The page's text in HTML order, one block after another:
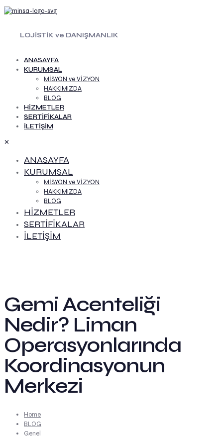
LOJİSTİK ve DANIŞMANLIK
ANASAYFA
KURUMSAL
MİSYON ve VİZYON
HAKKIMIZDA
BLOG
HİZMETLER
SERTİFİKALAR
İLETİŞİM
✕
ANASAYFA
KURUMSAL
MİSYON ve VİZYON
HAKKIMIZDA
BLOG
HİZMETLER
SERTİFİKALAR
İLETİŞİM
Gemi Acenteliği
Nedir? Liman
Operasyonlarında
Koordinasyonun
Merkezi
Home
BLOG
Genel